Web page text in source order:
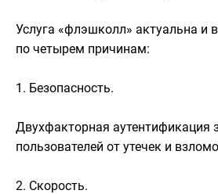
Услуга «флэшколл» актуальна и
по четырем причинам:
1. Безопасность.
Двухфакторная
пользователей от утечек и
2. Скорость.